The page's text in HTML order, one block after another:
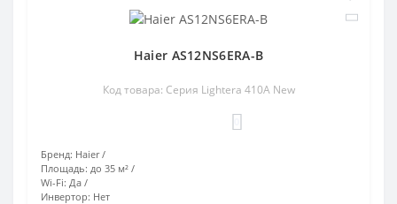
Haier AS12NS6ERA-B
Код товара: Серия Lightera 410A New
Бренд: Haier
Площадь: до 35 м²
Wi-Fi: Да
Инвертор: Нет